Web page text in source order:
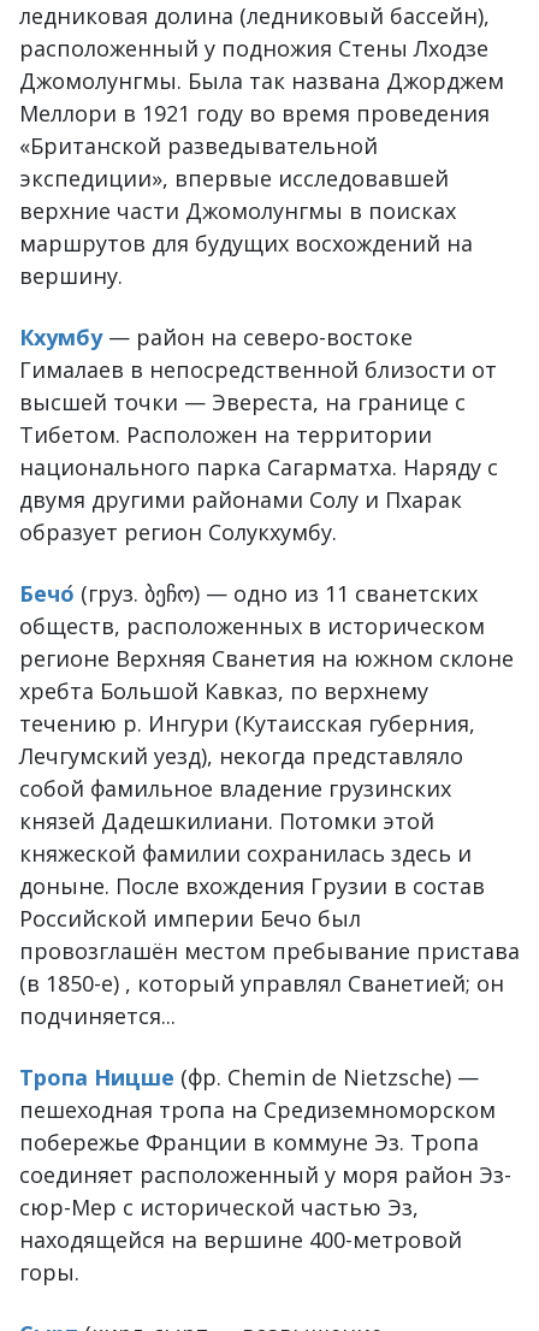
ледниковая долина (ледниковый бассейн),
расположенный у подножия Стены Лходзе
Джомолунгмы. Была так названа Джорджем
Меллори в 1921 году во время проведения
«Британской разведывательной
экспедиции», впервые исследовавшей
верхние части Джомолунгмы в поисках
маршрутов для будущих восхождений на
вершину.
Кхумбу— район на северо-востоке
Гималаев в непосредственной близости от
высшей точки — Эвереста, на границе с
Тибетом. Расположен на территории
национального парка Сагарматха. Наряду с
двумя другими районами Солу и Пхарак
образует регион Солукхумбу.
Бечо ́ (груз. ბეჩო) — одно из 11 сванетских
обществ, расположенных в историческом
регионе Верхняя Сванетия на южном склоне
хребта Большой Кавказ, по верхнему
течению р. Ингури (Кутаисская губерния,
Лечгумский уезд), некогда представляло
собой фамильное владение грузинских
князей Дадешкилиани. Потомки этой
княжеской фамилии сохранилась здесь и
доныне. После вхождения Грузии в состав
Российской империи Бечо был
провозглашён местом пребывание пристава
(в 1850-e) , который управлял Сванетией; он
подчиняется...
Тропа Ницше (фр. Chemin de Nietzsche) —
пешеходная тропа на Средиземноморском
побережье Франции в коммуне Эз. Тропа
соединяет расположенный у моря район Эз-
сюр-Мер с исторической частью Эз,
находящейся на вершине 400-метровой
горы.